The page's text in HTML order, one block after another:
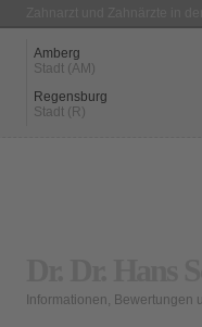
Amberg
Stadt (AM)
Regensburg
Stadt (R)
Informationen, Bewertungen